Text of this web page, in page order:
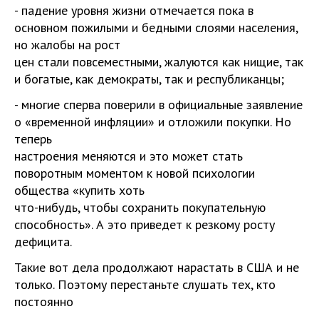
- падение уровня жизни отмечается пока в
основном пожилыми и бедными слоями населения,
но жалобы на рост
цен стали повсеместными, жалуются как нищие, так
и богатые, как демократы, так и республиканцы;
- многие сперва поверили в официальные заявление
о «временной инфляции» и отложили покупки. Но
теперь
настроения меняются и это может стать
поворотным моментом к новой психологии
общества «купить хоть
что-нибудь, чтобы сохранить покупательную
способность». А это приведет к резкому росту
дефицита.
Такие вот дела продолжают нарастать в США и не
только. Поэтому перестаньте слушать тех, кто
постоянно